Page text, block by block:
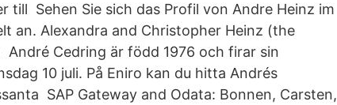
till Sehen Sie sich das Profil von Andre Heinz im
an. Alexandra and Christopher Heinz (the
Cedring är född 1976 och firar sin
10 juli. På Eniro kan du hitta Andrés
SAP Gateway and Odata: Bonnen, Carsten,